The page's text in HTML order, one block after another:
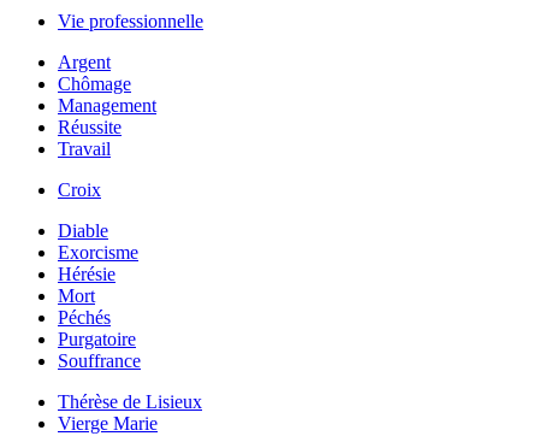
Vie professionnelle
Argent
Chômage
Management
Réussite
Travail
Croix
Diable
Exorcisme
Hérésie
Mort
Péchés
Purgatoire
Souffrance
Thérèse de Lisieux
Vierge Marie